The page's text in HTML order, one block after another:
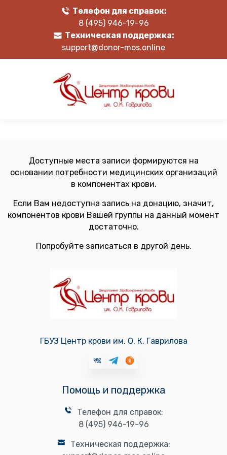
Телефон для справок:
8 (495) 946-19-96
Техническая поддержка:
support@donor-mos.online
Доступные места записи формируются на
основании потребности медицинских организаций
в компонентах крови.
Если Вам недоступна запись на донацию, значит,
компонентов крови Вашей группы на данный момент
достаточно.
Попробуйте записаться в другой день.
ГБУЗ Центр крови им. О. К. Гаврилова
Помощь и поддержка
Телефон для справок:
8 (495) 946-19-96
Техническая поддержка: